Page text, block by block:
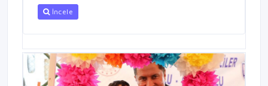
İncele